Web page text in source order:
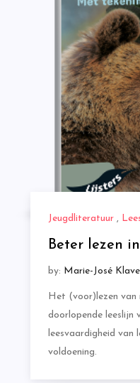
Jeugdliteratuur,
Beter lezen
by: Marie-José
Het (voor)lezen van
doorlopende leeslijn
leesvaardigheid van
voldoening.